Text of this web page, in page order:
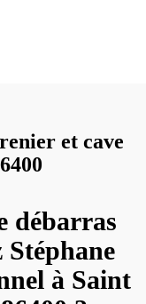
et cave
débarras
à Saint